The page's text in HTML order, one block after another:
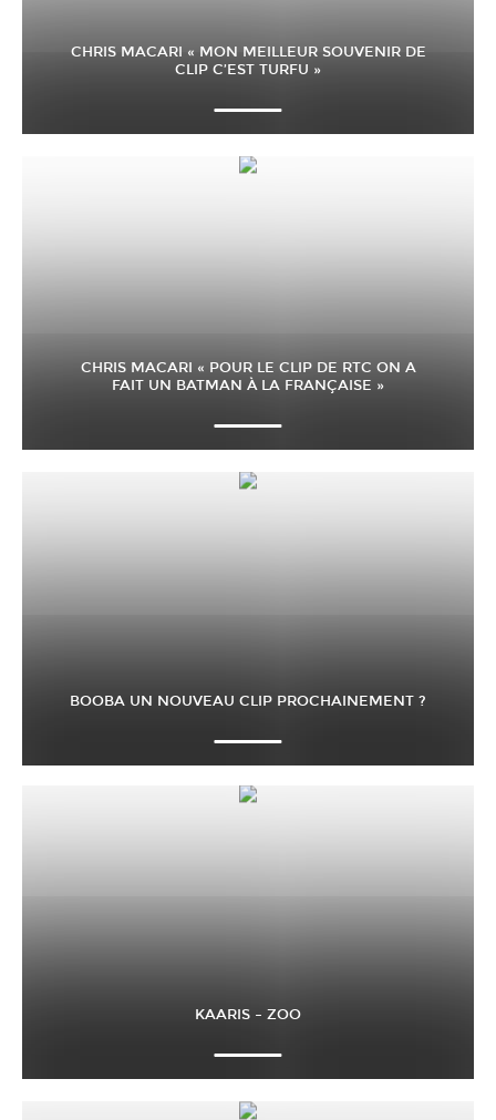
CHRIS MACARI « MON MEILLEUR SOUVENIR DE
CLIP C’EST TURFU »
CHRIS MACARI « POUR LE CLIP DE RTC ON A
FAIT UN BATMAN À LA FRANÇAISE »
BOOBA UN NOUVEAU CLIP PROCHAINEMENT ?
KAARIS – ZOO